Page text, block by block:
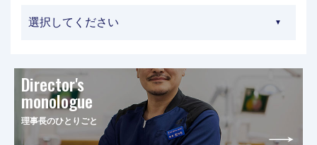
Director's
monologue
理事長のひとりごと